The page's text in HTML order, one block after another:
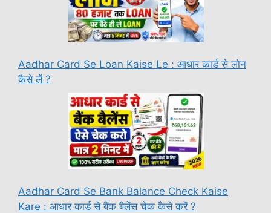
Aadhar Card Se Loan Kaise Le : आधार कार्ड से लोन
कैसे लें ?
Aadhar Card Se Bank Balance Check Kaise
Kare : आधार कार्ड से बैंक बैलेंस चेक कैसे करें ?